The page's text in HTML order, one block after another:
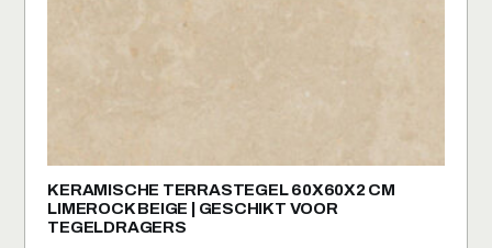
KERAMISCHE TERRASTEGEL 60X60X2 CM
LIMEROCK BEIGE | GESCHIKT VOOR
TEGELDRAGERS